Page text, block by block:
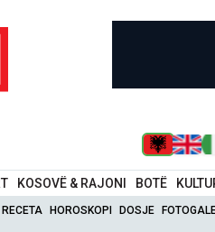
KOSOVË & RAJONI BOTË
RECETA HOROSKOPI DOSJE